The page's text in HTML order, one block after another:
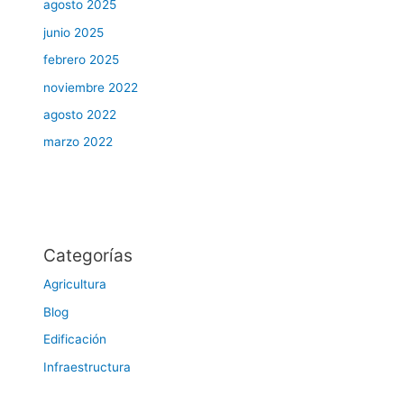
agosto 2025
junio 2025
febrero 2025
noviembre 2022
agosto 2022
marzo 2022
Categorías
Agricultura
Blog
Edificación
Infraestructura